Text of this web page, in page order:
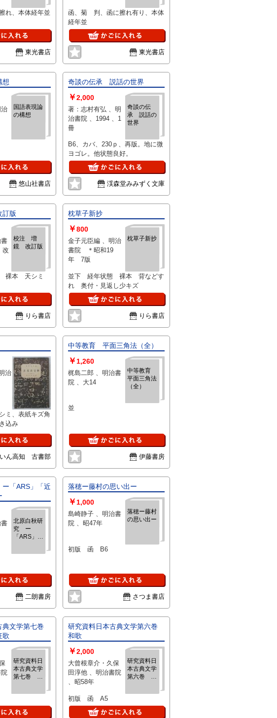
れ、本体経年並
東光書店
３冊
函、菊 判、函に擦れ有り、本体
経年並
東光書店
想
国語表現論
の構想
悠山社書店
奇談の伝承 説話の世界
奇談の伝
承 説話の
世界
￥2,000
著：志村有弘 、明
治書院 、1994 、1
冊
B6、カバ、230ｐ、再版。地に微
ヨゴレ。他状態良好。
渓森堂みみずく文庫
版
校注 増
鏡 改訂版
裸本 天シミ
りら書店
枕草子新抄
枕草子新抄
￥800
金子元臣編 、明治
書院 ＊昭和19
年 7版
並下 経年状態 裸本 背などす
れ 奥付・見返し少キズ
りら書店
ミ、表紙キズ角
込み
ん高知 古書部
中等教育 平面三角法（全）
中等教育
平面三角法
（全）
￥ 1,260
梶島二郎 、明治書
院 、大14
並
伊藤書房
「ARS」「近
北原白秋研
究 ー
「ARS」
景」などー
二朗書房
落穂ー藤村の思い出ー
落穂ー藤村
の思い出ー
￥1,000
島崎静子 、明治書
院 、昭47年
初版 函 B6
さつま書店
典文学第七巻
歌
研究資料日
本古典文学
第七巻 連
狂歌
研究資料日本古典文学第六巻
和歌
研究資料日
本古典文学
第六巻 和
￥2,000
大曾根章介・久保
田淳他 、明治書院
、昭58年
初版 函 A5